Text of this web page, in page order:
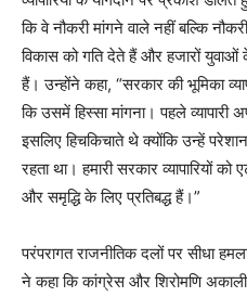
कि वे नौकरी मांगने वाले नहीं बल्कि
विकास को गति देते हैं और हजारों
हैं। उन्होंने कहा, “सरकार की भूमिका
कि उसमें हिस्सा मांगना। पहले व्यापारी
इसलिए हिचकिचाते थे क्योंकि उन्हें
रहता था। हमारी सरकार व्यापारियों
और समृद्धि के लिए प्रतिबद्ध हैं।”
परंपरागत राजनीतिक दलों पर सीधा
ने कहा कि कांग्रेस और शिरोमणि